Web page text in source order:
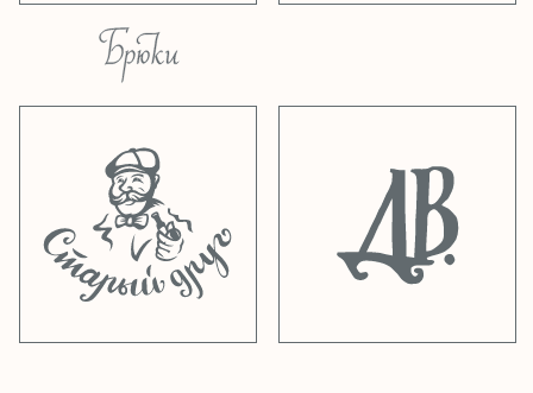
Новый адрес:
подъезд 12
каждый день
23.02.2025
не будет
работать 24 и 25 февраля
! Переезжаем.
На новом месте начнём работу 26 февраля
по обычному расписанию. Адрес:
Мясницкая улица, 24/7с1, подъезд 12
Шоурум в Петербурге открыт в обычном
режиме. Онлайн-заказы принимаются, но